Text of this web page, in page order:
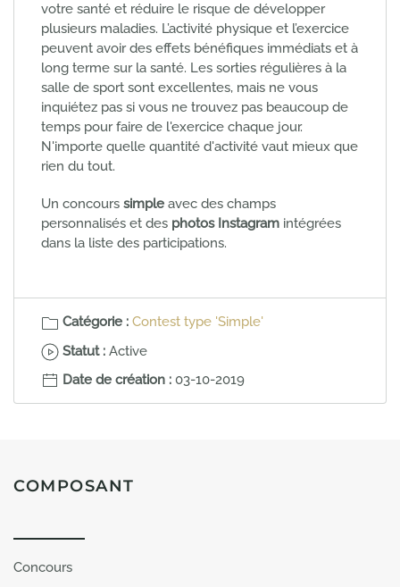
votre santé et réduire le risque de développer
plusieurs maladies. L’activité physique et l’exercice
peuvent avoir des effets bénéfiques immédiats et à
long terme sur la santé. Les sorties régulières à la
salle de sport sont excellentes, mais ne vous
inquiétez pas si vous ne trouvez pas beaucoup de
temps pour faire de l'exercice chaque jour.
N'importe quelle quantité d'activité vaut mieux que
rien du tout.
Un concours simple avec des champs
personnalisés et des photos Instagram intégrées
dans la liste des participations.
Catégorie : Contest type 'Simple'
Statut : Active
Date de création : 03-10-2019
COMPOSANT
Concours